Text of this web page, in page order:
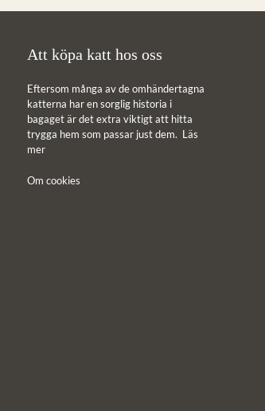
Att köpa katt hos oss
Eftersom många av de omhändertagna
katterna har en sorglig historia i
bagaget är det extra viktigt att hitta
trygga hem som passar just dem. Läs
mer
Om cookies